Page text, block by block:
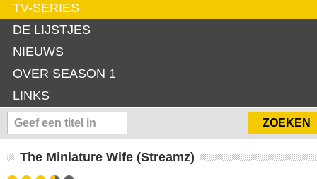
TV-SERIES
DE LIJSTJES
NIEUWS
OVER SEASON 1
LINKS
The Miniature Wife (Streamz)